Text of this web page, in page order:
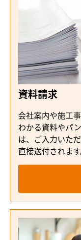
資料請求
会社案内や施工
わかる資料やパ
は、ご入力いた
直接送付されます